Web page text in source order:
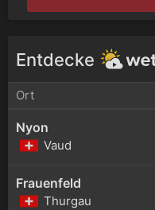
Entdecke
Ort
Nyon
Vaud
Frauenfeld
Thurgau